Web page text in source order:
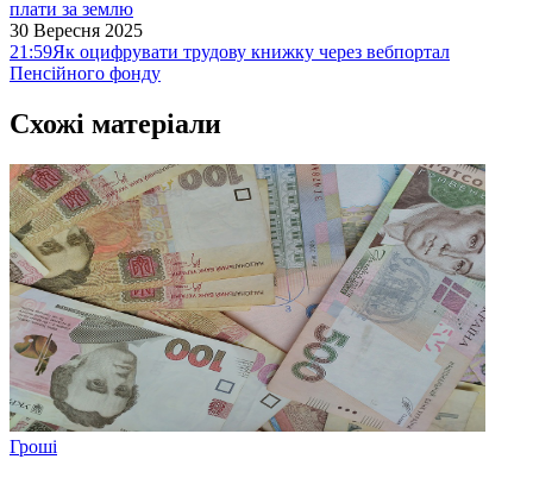
плати за землю
30 Вересня 2025
21:59Як оцифрувати трудову книжку через вебпортал
Пенсійного фонду
Схожі матеріали
Гроші